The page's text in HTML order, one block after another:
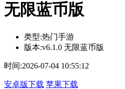
无限蓝币版
类型:热门手游
版本:v6.1.0 无限蓝币版
时间:2026-07-04 10:55:12
安卓版下载 苹果下载